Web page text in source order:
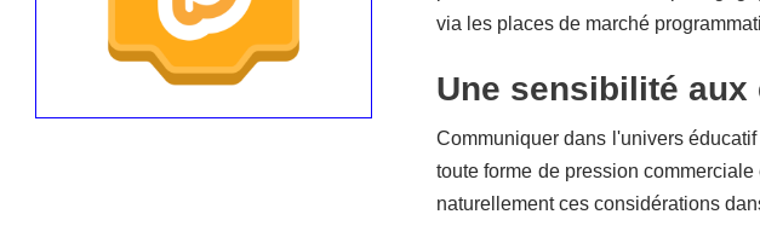
via les places de marché
Une sensibilité
Communiquer dans l'univers
toute forme de pression
naturellement ces considérations